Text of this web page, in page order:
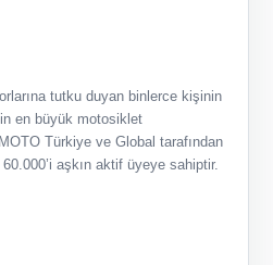
tutku duyan binlerce kişinin
en büyük motosiklet
Türkiye ve Global tarafından
aşkın aktif üyeye sahiptir.